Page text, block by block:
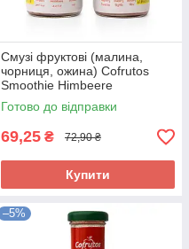
Смузі фруктові (малина,
чорниця, ожина) Cofrutos
Smoothie Himbeere
Heidelbeere Brombeer 250мл
Іспанія
Готово до відправки
69,25 ₴ 72,90 ₴
Купити
–5%